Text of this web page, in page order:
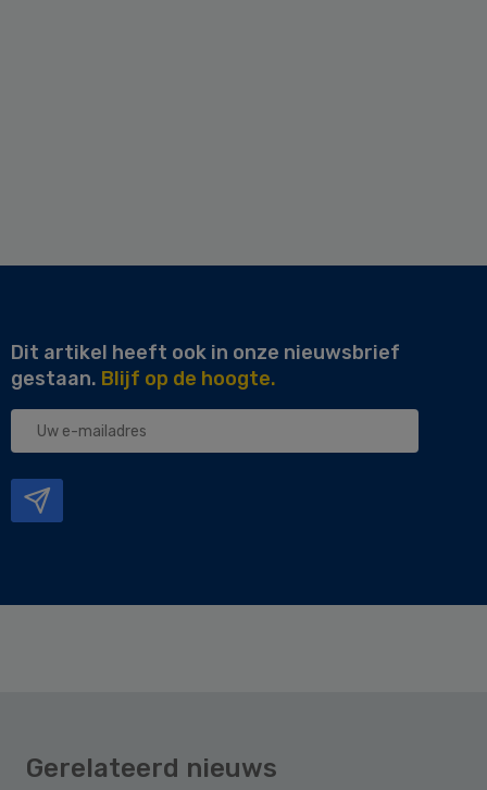
Dit artikel heeft ook in onze nieuwsbrief
gestaan. Blijf op de hoogte.
Uw
Gerelateerd nieuws